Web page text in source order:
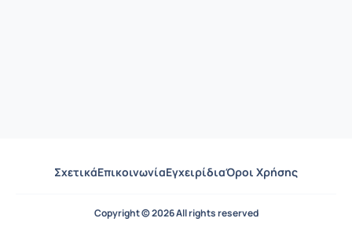
ΣχετικάΕπικοινωνίαΕγχειρίδιαΌροι Χρήσης
Copyright © 2026 All rights reserved